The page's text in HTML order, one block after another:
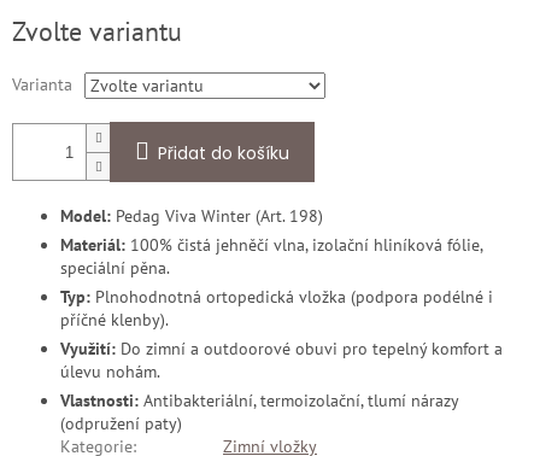
cena:
Zvolte variantu
Varianta
Přidat do košíku
Model: Pedag Viva Winter (Art. 198)
Materiál: 100% čistá jehněčí vlna, izolační hliníková fólie,
speciální pěna.
Typ: Plnohodnotná ortopedická vložka (podpora podélné i
příčné klenby).
Využití: Do zimní a outdoorové obuvi pro tepelný komfort a
úlevu nohám.
Vlastnosti: Antibakteriální, termoizolační, tlumí nárazy
(odpružení paty)
Kategorie:
Zimní vložky